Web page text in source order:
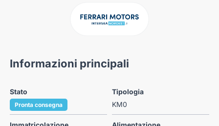
Informazioni principali
Stato
Pronta consegna
Tipologia
KM0